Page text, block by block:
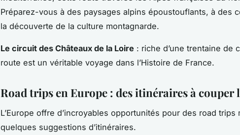
Préparez-vous à des paysages alpins époustouflants, à des
la découverte de la culture montagnarde.
Le circuit des Châteaux de la Loire : riche d’une trentaine de
route est un véritable voyage dans l’Histoire de France.
Road trips en Europe : des itinéraires à couper
L’Europe offre d’incroyables opportunités pour des road trips
quelques suggestions d’itinéraires.